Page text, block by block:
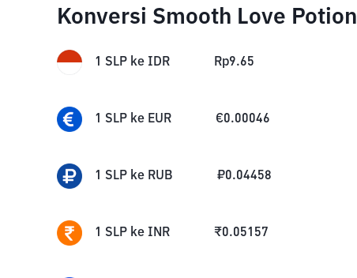
Konversi Smooth Love Potion
1 SLP ke IDR Rp9.65
1 SLP ke EUR €0.00046
1 SLP ke RUB ₽0.04458
1 SLP ke INR ₹0.05157